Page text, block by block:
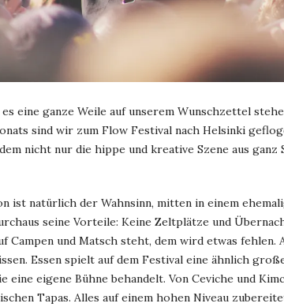
eine ganze Weile auf unserem Wunschzettel
sind wir zum Flow Festival nach Helsinki
nicht nur die hippe und kreative Szene aus
ist natürlich der Wahnsinn, mitten in einem
seine Vorteile: Keine Zeltplätze und
Campen und Matsch steht, dem wird etwas
Essen spielt auf dem Festival eine ähnlich
eine eigene Bühne behandelt. Von Ceviche und
Tapas. Alles auf einem hohen Niveau